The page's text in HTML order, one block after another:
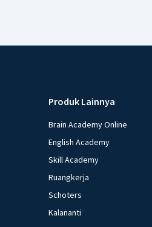
Produk Lainnya
Brain Academy Online
English Academy
Skill Academy
Ruangkerja
Schoters
Kalananti